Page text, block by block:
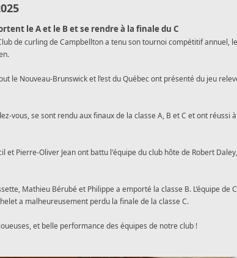
le A et le B et se rendre à la finale du C
de curling de Campbellton a tenu son tournoi compétitif annuel,
le Nouveau-Brunswick et l’est du Québec ont présenté du jeu
vous, se sont rendu aux finaux de la classe A, B et C et ont réussi
et Pierre-Oliver Jean ont battu l'équipe du club hôte de Robert
Mathieu Bérubé et Philippea emporté la classe B. L’équipe de
a malheureusement perdu la finale de la classe C.
et belle performance des équipes de notre club !